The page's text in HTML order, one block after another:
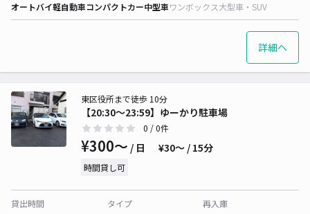
オートバイ軽自動車コンパクトカー中型車ワンボックス大型車・SUV
詳細へ
【20:30〜23:59】ゆーかり駐車場
東区役所まで徒歩 10分
0 / 0件
¥300〜 / 日 ¥30〜 / 15分
時間貸し可
貸出時間
タイプ
再入庫